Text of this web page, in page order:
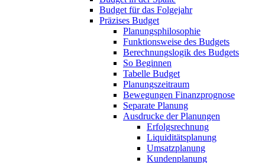
Budget für das Folgejahr
Präzises Budget
Planungsphilosophie
Funktionsweise des Budgets
Berechnungslogik des Budgets
So Beginnen
Tabelle Budget
Planungszeitraum
Bewegungen Finanzprognose
Separate Planung
Ausdrucke der Planungen
Erfolgsrechnung
Liquiditätsplanung
Umsatzplanung
Kundenplanung